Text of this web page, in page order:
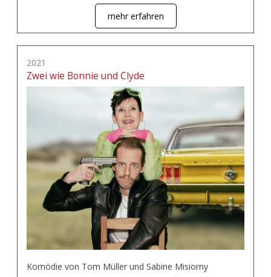
mehr erfahren
2021
Zwei wie Bonnie und Clyde
Komödie von Tom Müller und Sabine Misiorny